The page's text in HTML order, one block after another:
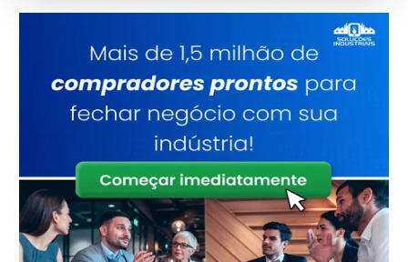
Produto com garantia
de procedência e
suporte
Suporte
Consultoria
Especializada
Características e Benefícios
Qualidade validada pelos maiores especialistas do
setor.
Alta adaptabilidade a diferentes exigências e normas
técnicas.